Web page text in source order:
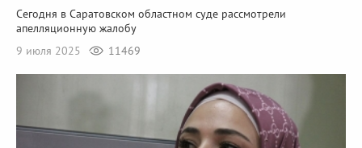
Сегодня в Саратовском областном суде рассмотрели
апелляционную жалобу
9 июля 2025
11469